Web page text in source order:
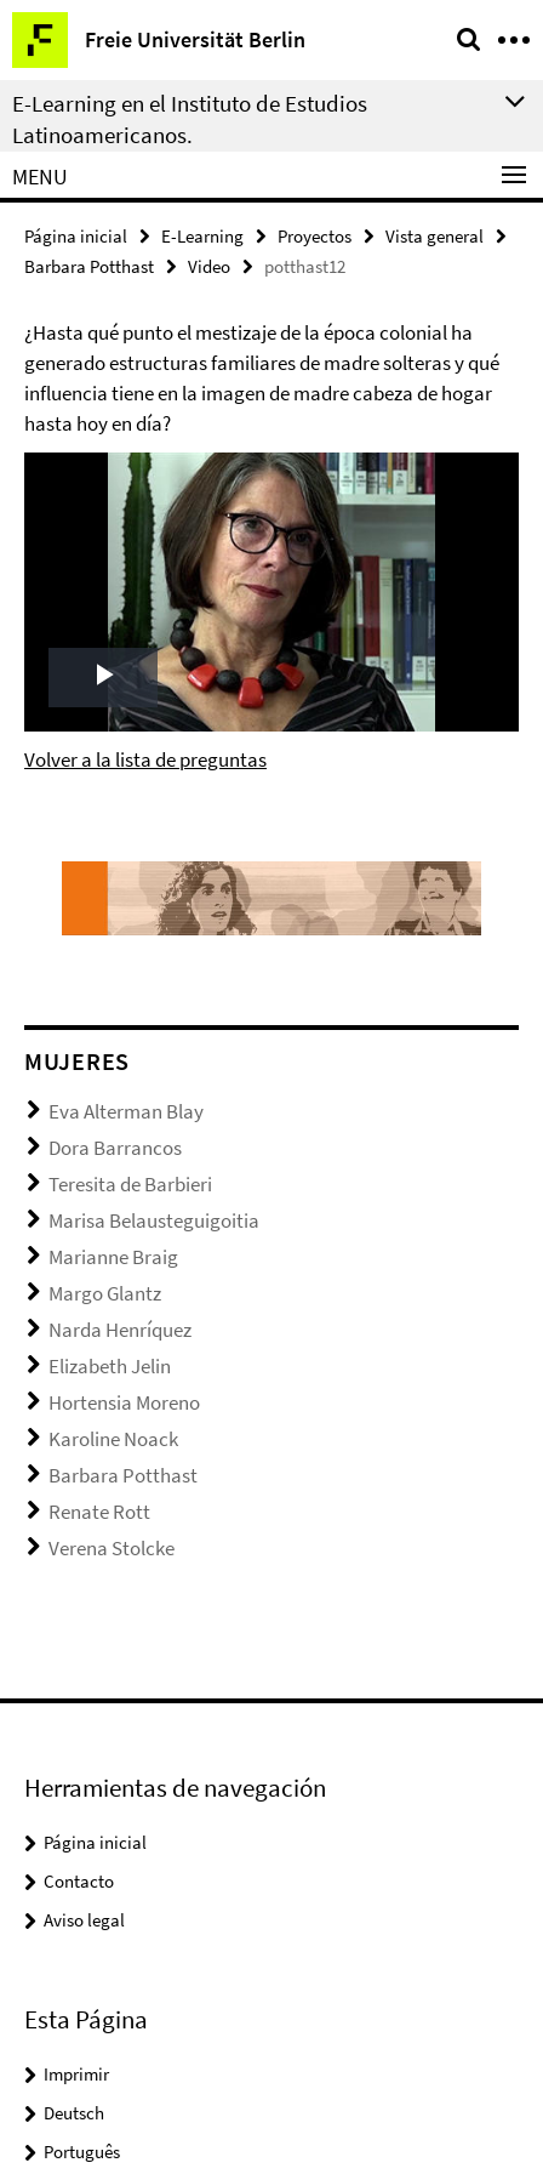
Springe
direkt
zu
Inhalt
Freie Universität Berlin
Herramientas
de
navegación
E-Learning en el Instituto de Estudios
Latinoamericanos.
MENU
Página inicial E-Learning Proyectos
Vista general
Barbara Potthast
Video potthast12
¿Hasta qué punto el mestizaje de la época colonial ha
generado estructuras familiares de madre solteras y qué
influencia tiene en la imagen de madre cabeza de hogar
hasta hoy en día?
Play
Video
Volver a la lista de preguntas
MUJERES
Eva Alterman Blay
Dora Barrancos
Teresita de Barbieri
Marisa Belausteguigoitia
Marianne Braig
Margo Glantz
Narda Henríquez
Elizabeth Jelin
Hortensia Moreno
Karoline Noack
Barbara Potthast
Renate Rott
Verena Stolcke
Herramientas de navegación
Página inicial
Contacto
Aviso legal
Esta Página
Imprimir
Deutsch
Português